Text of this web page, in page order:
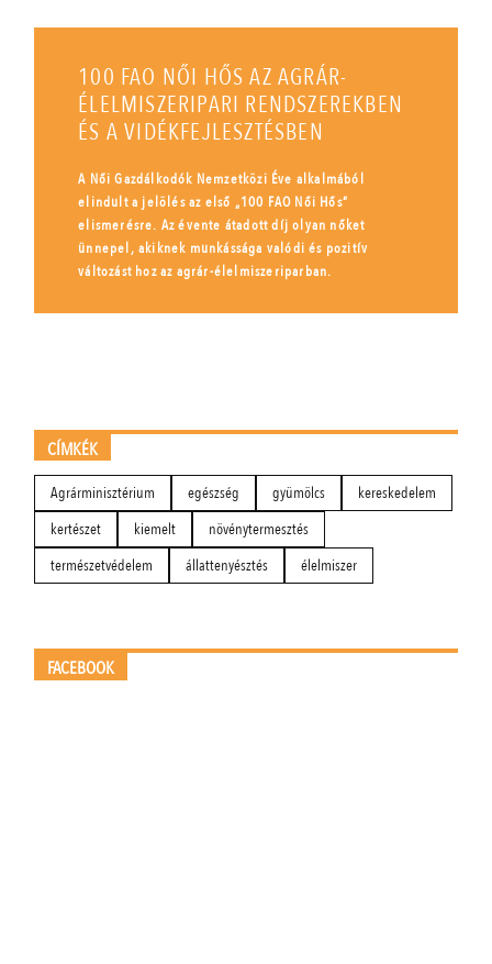
100 FAO NŐI HŐS AZ AGRÁR-
ÉLELMISZERIPARI RENDSZEREKBEN
ÉS A VIDÉKFEJLESZTÉSBEN
A Női Gazdálkodók Nemzetközi Éve alkalmából
elindult a jelölés az első „100 FAO Női Hős”
elismerésre. Az évente átadott díj olyan nőket
ünnepel, akiknek munkássága valódi és pozitív
változást hoz az agrár-élelmiszeriparban.
CÍMKÉK
Agrárminisztérium egészség gyümölcs
kereskedelem
kertészet
kiemelt
növénytermesztés
természetvédelem
állattenyésztés élelmiszer
FACEBOOK